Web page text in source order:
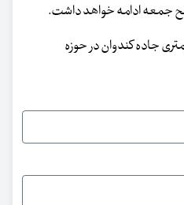
جمعه ادامه خواهد داشت.
از مسیر ۱۶۰ کیلومتری جاده کندوان در حوزه